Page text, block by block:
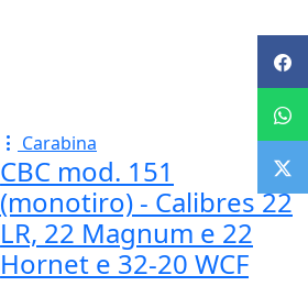
Carabina
CBC mod. 151
(monotiro) - Calibres 22
LR, 22 Magnum e 22
Hornet e 32-20 WCF